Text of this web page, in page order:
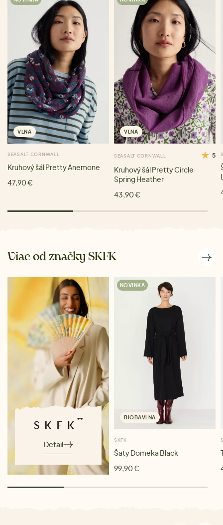
VLNA
SEASALT CORNWALL
Kruhový šál Pretty Anemone
47,90 €
VLNA
SEASALT CORNWALL 5
Kruhový šál Pretty Circle
Spring Heather
43,90 €
Viac od značky SKFK
Detail
NOVINKA
BIOBAVLNA
SKFK
Šaty Domeka Black
99,90 €